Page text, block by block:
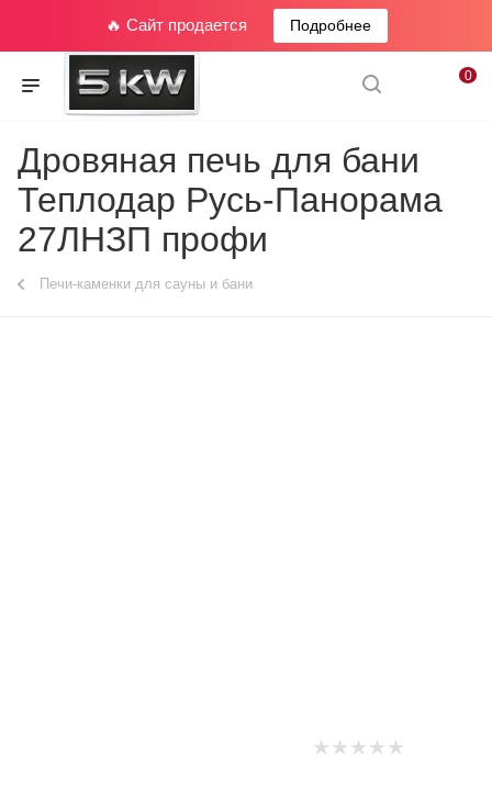
🔥 Сайт продается Подробнее
0
Дровяная печь для бани
Теплодар Русь-Панорама
27ЛНЗП профи
Печи-каменки для сауны и бани